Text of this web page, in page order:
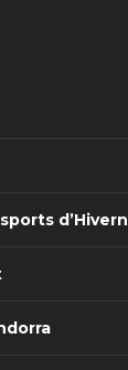
d’Hivern